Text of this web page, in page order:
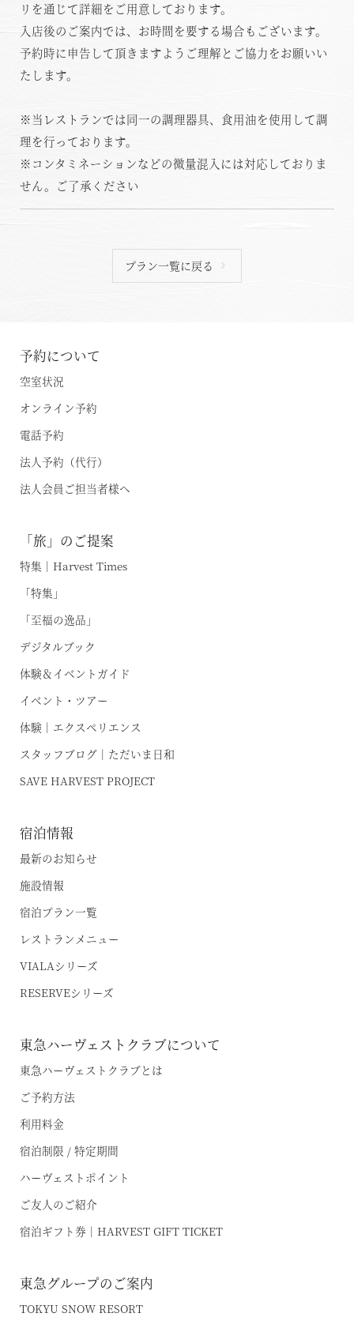
リを通じて詳細をご用意しております。
入店後のご案内では、お時間を要する場合もございます。
予約時に申告して頂きますようご理解とご協力をお願いい
たします。
※当レストランでは同一の調理器具、食用油を使用して調
理を行っております。
※コンタミネーションなどの微量混入には対応しておりま
せん。ご了承ください
プラン一覧に戻る
オンライン予約はこちら
予約について
空室状況
オンライン予約
電話予約
法人予約（代行）
法人会員ご担当者様へ
「旅」のご提案
特集｜Harvest Times
「特集」
「至福の逸品」
デジタルブック
体験＆イベントガイド
イベント・ツアー
体験｜エクスペリエンス
スタッフブログ｜ただいま日和
SAVE HARVEST PROJECT
宿泊情報
最新のお知らせ
施設情報
宿泊プラン一覧
レストランメニュー
VIALAシリーズ
RESERVEシリーズ
東急ハーヴェストクラブについて
東急ハーヴェストクラブとは
ご予約方法
利用料金
宿泊制限 / 特定期間
ハーヴェストポイント
ご友人のご紹介
宿泊ギフト券｜HARVEST GIFT TICKET
東急グループのご案内
TOKYU SNOW RESORT